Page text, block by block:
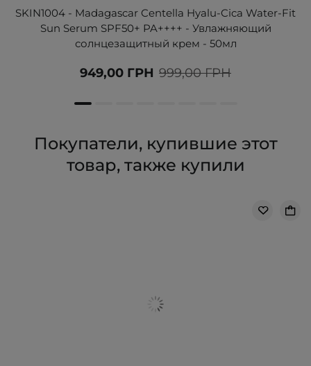
SKIN1004 - Madagascar Centella Hyalu-Cica Water-Fit
Sun Serum SPF50+ PA++++ - Увлажняющий
солнцезащитный крем - 50мл
999,00 ГРН
949,00 ГРН
Покупатели, купившие этот
товар, также купили